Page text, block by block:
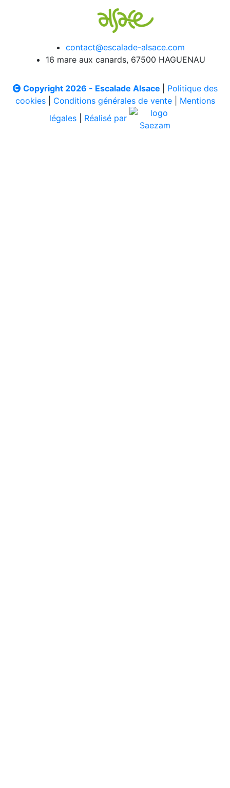
contact@escalade-alsace.com
16 mare aux canards, 67500 HAGUENAU
Copyright 2026 - Escalade Alsace
Politique des
cookies| Conditions générales de vente| Mentions
légales
Réalisé par